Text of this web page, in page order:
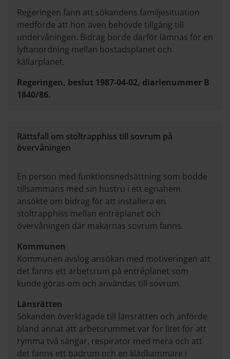
Regeringen fann att sökandens familjesituation
medförde att hon även behövde tillgång till
undervåningen. Bidrag borde därför lämnas för en
lyftanordning mellan bostadsplanet och
källarplanet.
Regeringen, beslut 1987-04-02, diarienummer B
1840/86.
Rättsfall om stoltrapphiss till sovrum på
övervåningen
En person med funktionsnedsättning som bodde
tillsammans med sin hustru i ett egnahem
ansökte om bidrag för att installera en
stoltrapphiss mellan entréplanet och
övervåningen där makarnas sovrum fanns.
Kommunen
Kommunen avslog ansökan med motiveringen att
det fanns ett arbetsrum på entréplanet som
kunde göras om och användas till sovrum.
Länsrätten
Sökanden överklagade till länsrätten och anförde
bland annat att arbetsrummet var för litet för att
rymma två sängar, respirator med mera och att
det fanns ett badrum och en klädkammare i